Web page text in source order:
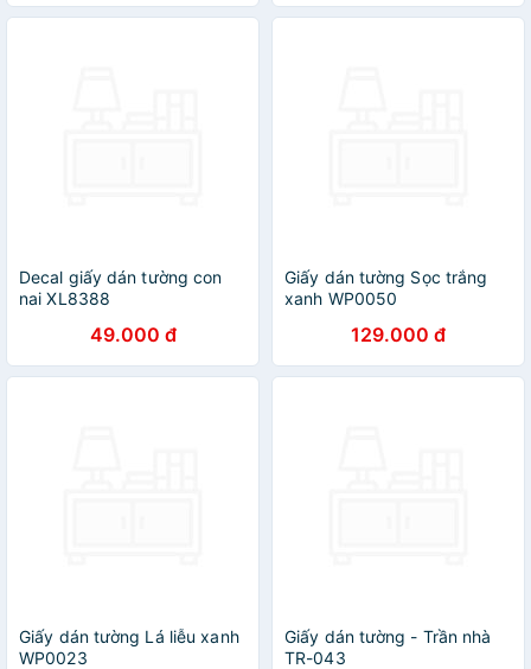
Decal giấy dán tường con
nai XL8388
49.000 đ
Giấy dán tường Sọc trắng
xanh WP0050
129.000 đ
Giấy dán tường Lá liễu xanh
WP0023
Giấy dán tường - Trần nhà
TR-043